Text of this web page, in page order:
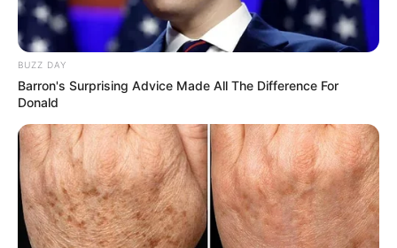
BUZZ DAY
Barron's Surprising Advice Made All The Difference For
Donald